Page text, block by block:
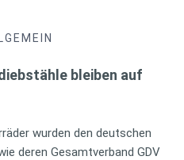
bleiben auf
wurden den deutschen
deren Gesamtverband GDV